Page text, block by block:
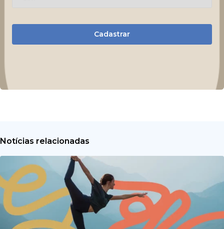
Cadastrar
Notícias relacionadas